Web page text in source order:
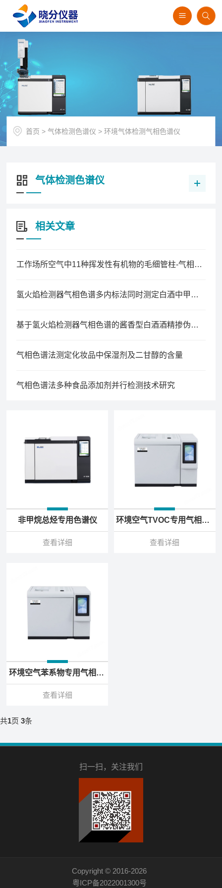
首页 >气体检测色谱仪 >环境气体检测气相色谱仪
气体检测色谱仪
相关文章
工作场所空气中11种挥发性有机物的毛细管柱-气相色谱同时测定法
氢火焰检测器气相色谱多内标法同时测定白酒中甲醇、酯类及其酸类含量
基于氢火焰检测器气相色谱的酱香型白酒酒精掺伪鉴别技术研究
气相色谱法测定化妆品中保湿剂及二甘醇的含量
气相色谱法多种食品添加剂并行检测技术研究
非甲烷总烃专用色谱仪
查看详细
环境空气TVOC专用气相色谱仪
查看详细
环境空气苯系物专用气相色谱仪
查看详细
共1页 3条
扫一扫，关注我们
Copyright © 2016-2026
粤ICP备2022001300号